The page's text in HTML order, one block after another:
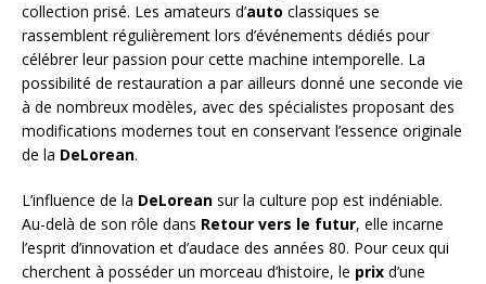
collection prisé. Les amateurs d’auto classiques se
rassemblent régulièrement lors d’événements dédiés pour
célébrer leur passion pour cette machine intemporelle. La
possibilité de restauration a par ailleurs donné une seconde vie
à de nombreux modèles, avec des spécialistes proposant des
modifications modernes tout en conservant l’essence originale
de la DeLorean.
L’influence de la DeLorean sur la culture pop est indéniable.
Au-delà de son rôle dans Retour vers le futur, elle incarne
l’esprit d’innovation et d’audace des années 80. Pour ceux qui
cherchent à posséder un morceau d’histoire, le prix d’une